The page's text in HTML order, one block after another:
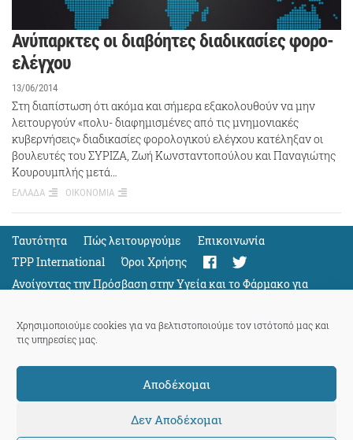
Χρησιμοποιούμε cookies για να βελτιστοποιούμε τον ιστότοπό μας και
τις υπηρεσίες μας.
Αποδέχομαι
Δεν Αποδέχομαι
Ανύπαρκτες οι διαβόητες διαδικασίες φορο-
ελέγχου
13/06/2014
Στη διαπίστωση ότι ακόμα και σήμερα εξακολουθούν να μην
λειτουργούν «πολυ- διαφημισμένες από τις μνημονιακές
κυβερνήσεις» διαδικασίες φορολογικού ελέγχου κατέληξαν οι
βουλευτές του ΣΥΡΙΖΑ, Ζωή Κωνσταντοπούλου και Παναγιώτης
Κουρουμπλής μετά…
ΕΛΛΑΔΑ ΟΙΚΟΝΟΜΙΑ
Ταυτότητα Πώς λειτουργούμε
Eπικοινωνία
TPP International
Όροι Χρήσης
Ανοίγοντας την Πρόσβαση στην Υγεία και το Φάρμακο για
Όλους
Support
ThePressProject
powered by our community members